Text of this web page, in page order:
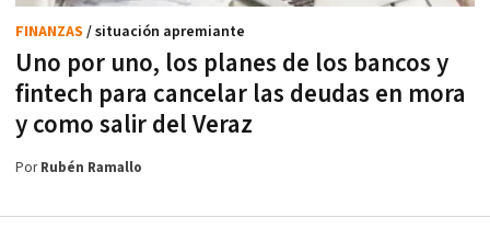
Uno por uno, los planes de los bancos y
fintech para cancelar las deudas en mora
y como salir del Veraz
FINANZAS / situación apremiante
PorRubén Ramallo